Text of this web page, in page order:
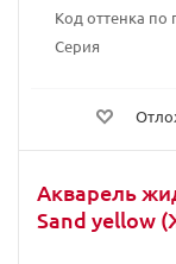
Код оттенка
Серия
Акварель
Sand yellow